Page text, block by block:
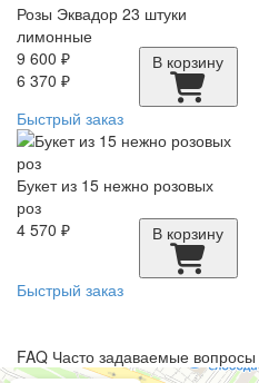
Розы Эквадор 23 штуки
лимонные
9 600 ₽
6 370 ₽
В корзину
Быстрый заказ
Букет из 15 нежно розовых
роз
4 570 ₽
В корзину
Быстрый заказ
FAQ Часто задаваемые вопросы
Pro. Цветы